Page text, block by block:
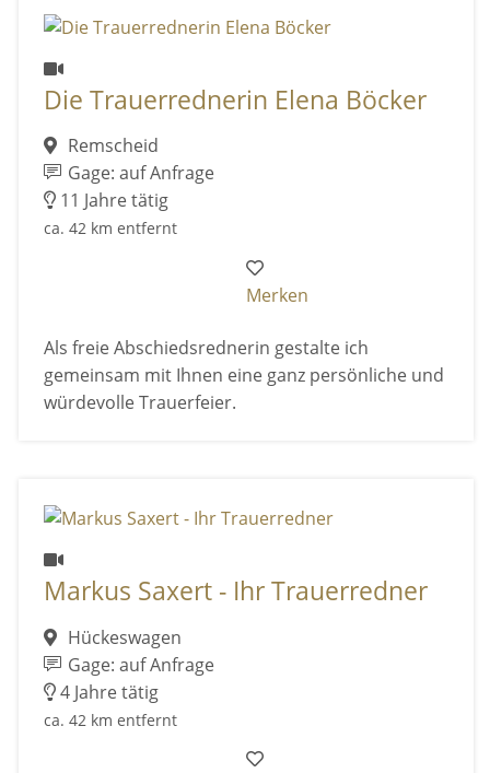
Die Trauerrednerin Elena Böcker
Remscheid
Gage: auf Anfrage
11 Jahre tätig
ca. 42 km entfernt
Merken
Als freie Abschiedsrednerin gestalte ich
gemeinsam mit Ihnen eine ganz persönliche und
würdevolle Trauerfeier.
Markus Saxert - Ihr Trauerredner
Hückeswagen
Gage: auf Anfrage
4 Jahre tätig
ca. 42 km entfernt